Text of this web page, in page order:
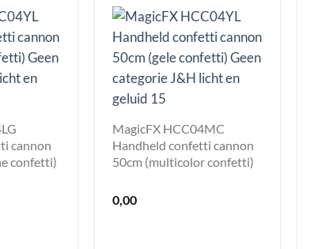
cannon
confetti)
MagicFX HCC04MC
Handheld confetti cannon
50cm (multicolor confetti)
0,00